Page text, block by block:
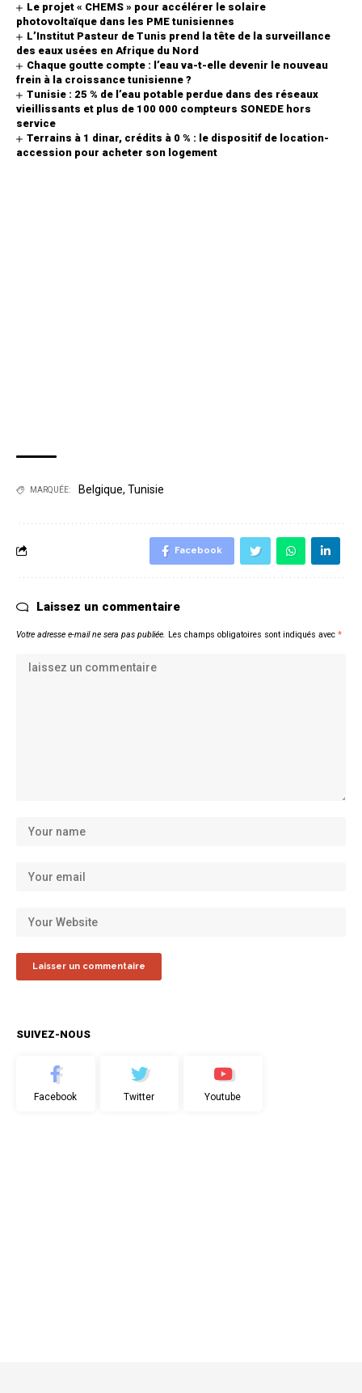
Le projet « CHEMS » pour accélérer le solaire
photovoltaïque dans les PME tunisiennes
L’Institut Pasteur de Tunis prend la tête de la surveillance
des eaux usées en Afrique du Nord
Chaque goutte compte : l’eau va-t-elle devenir le nouveau
frein à la croissance tunisienne ?
Tunisie : 25 % de l’eau potable perdue dans des réseaux
vieillissants et plus de 100 000 compteurs SONEDE hors
service
Terrains à 1 dinar, crédits à 0 % : le dispositif de location-
accession pour acheter son logement
MARQUÉE: Belgique, Tunisie
Facebook
Laissez un commentaire
Votre adresse e-mail ne sera pas publiée. Les champs obligatoires sont indiqués avec *
SUIVEZ-NOUS
Facebook Twitter Youtube